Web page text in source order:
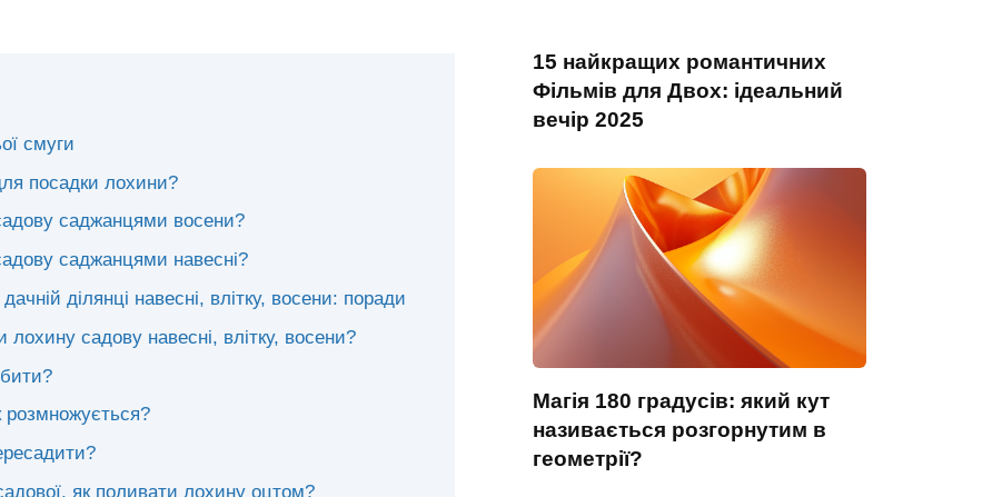
смуги
посадки лохини?
саджанцями восени?
саджанцями навесні?
ділянці навесні, влітку, восени: поради
садову навесні, влітку, восени?
розмножується?
як поливати лохину оцтом?
15 найкращих романтичних
Фільмів для Двох: ідеальний
вечір 2025
Магія 180 градусів: який кут
називається розгорнутим в
геометрії?